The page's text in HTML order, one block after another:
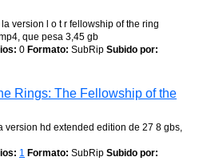
version l o t r fellowship of the ring
que pesa 3,45 gb
0 Formato: SubRip Subido por:
Rings: The Fellowship of the
version hd extended edition de 27 8 gbs,
1 Formato: SubRip Subido por: